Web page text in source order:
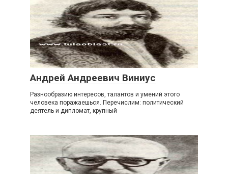
Андрей Андреевич Виниус
Разнообразию интересов, талантов и умений этого
человека поражаешься. Перечислим: политический
деятель и дипломат, крупный